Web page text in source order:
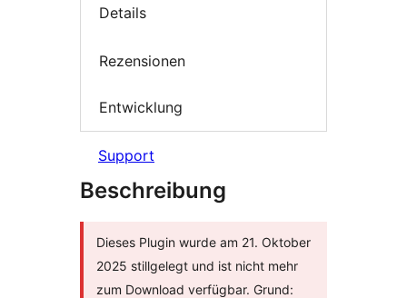
Details
Rezensionen
Entwicklung
Support
Beschreibung
Dieses Plugin wurde am 21. Oktober
2025 stillgelegt und ist nicht mehr
zum Download verfügbar. Grund: